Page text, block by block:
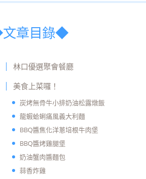
章目錄◆
林口優選聚會餐廳
美食上菜囉！
炭烤無骨牛小排奶油松露燉飯
龍蝦蛤蜊痛風義大利麵
BBQ醬焦化洋蔥培根牛肉堡
BBQ醬烤雞腿堡
奶油蟹肉醬麵包
蒜香炸雞